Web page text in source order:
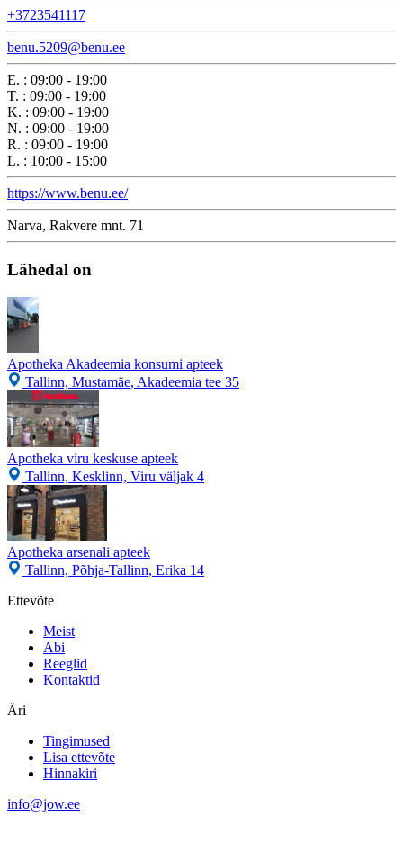
+3723541117
benu.5209@benu.ee
E. : 09:00 - 19:00
T. : 09:00 - 19:00
K. : 09:00 - 19:00
N. : 09:00 - 19:00
R. : 09:00 - 19:00
L. : 10:00 - 15:00
https://www.benu.ee/
Narva, Rakvere mnt. 71
Lähedal on
Apotheka Akadeemia konsumi apteek
Tallinn, Mustamäe, Akadeemia tee 35
Apotheka viru keskuse apteek
Tallinn, Kesklinn, Viru väljak 4
Apotheka arsenali apteek
Tallinn, Põhja-Tallinn, Erika 14
Ettevõte
Meist
Abi
Reeglid
Kontaktid
Äri
Tingimused
Lisa ettevõte
Hinnakiri
info@jow.ee